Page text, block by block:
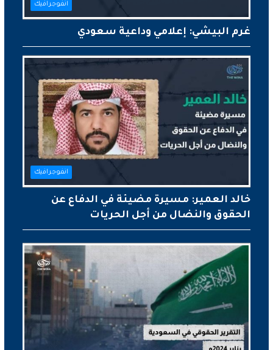
انفوجرافيك
غرم البيشي: إعلامي وداعية سعودي
انفوجرافيك
خالد العمير: مسيرة مضيئة في الدفاع عن
الحقوق والنضال من أجل الحريات